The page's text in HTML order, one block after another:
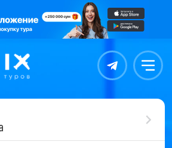
Контакты Меню